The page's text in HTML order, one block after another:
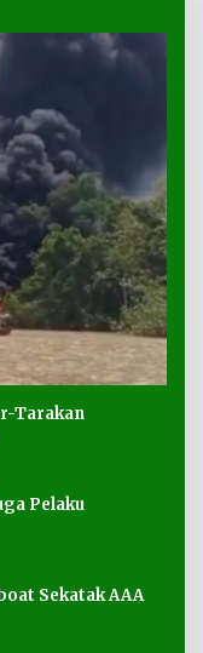
Tarakan
Pelaku
Sekatak AAA